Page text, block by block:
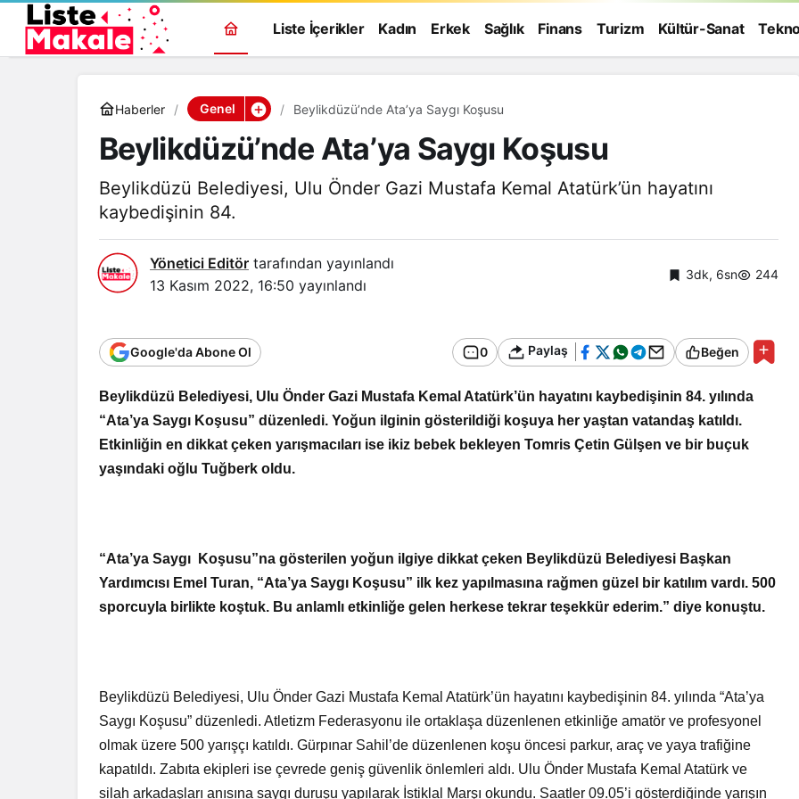
Liste İçerikler Kadın Erkek Sağlık Finans Turizm Kültür-Sanat
Haberler Genel Beylikdüzü’nde Ata’ya Saygı Koşusu
Beylikdüzü’nde Ata’ya Saygı Koşusu
Beylikdüzü Belediyesi, Ulu Önder Gazi Mustafa Kemal Atatürk’ün hayatını
kaybedişinin 84.
Yönetici Editör tarafından yayınlandı
13 Kasım 2022, 16:50 yayınlandı
3dk, 6sn 244
Google'da Abone Ol 0 Paylaş Beğen
Beylikdüzü Belediyesi, Ulu Önder Gazi Mustafa Kemal Atatürk’ün hayatını kaybedişinin 84. yılında
“Ata’ya Saygı Koşusu” düzenledi. Yoğun ilginin gösterildiği koşuya her yaştan vatandaş katıldı.
Etkinliğin en dikkat çeken yarışmacıları ise ikiz bebek bekleyen Tomris Çetin Gülşen ve bir buçuk
yaşındaki oğlu Tuğberk oldu.
“Ata’ya Saygı Koşusu”na gösterilen yoğun ilgiye dikkat çeken Beylikdüzü Belediyesi Başkan
Yardımcısı Emel Turan, “Ata’ya Saygı Koşusu” ilk kez yapılmasına rağmen güzel bir katılım vardı. 500
sporcuyla birlikte koştuk. Bu anlamlı etkinliğe gelen herkese tekrar teşekkür ederim.” diye konuştu.
Beylikdüzü Belediyesi, Ulu Önder Gazi Mustafa Kemal Atatürk’ün hayatını kaybedişinin 84. yılında “Ata’ya
Saygı Koşusu” düzenledi. Atletizm Federasyonu ile ortaklaşa düzenlenen etkinliğe amatör ve profesyonel
olmak üzere 500 yarışçı katıldı. Gürpınar Sahil’de düzenlenen koşu öncesi parkur, araç ve yaya trafiğine
kapatıldı. Zabıta ekipleri ise çevrede geniş güvenlik önlemleri aldı. Ulu Önder Mustafa Kemal Atatürk ve
silah arkadaşları anısına saygı duruşu yapılarak İstiklal Marşı okundu. Saatler 09.05’i gösterdiğinde yarışın
Bir Erkek Bir Kadına Ne
Zaman Bağlanır?
Haber Türleri Nelerdir?
Yaşam
Rüyada Papatya
Görmek Ne Anlama
Gelir?